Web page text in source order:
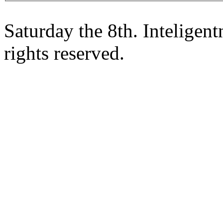
Saturday the 8th.
rights reserved.